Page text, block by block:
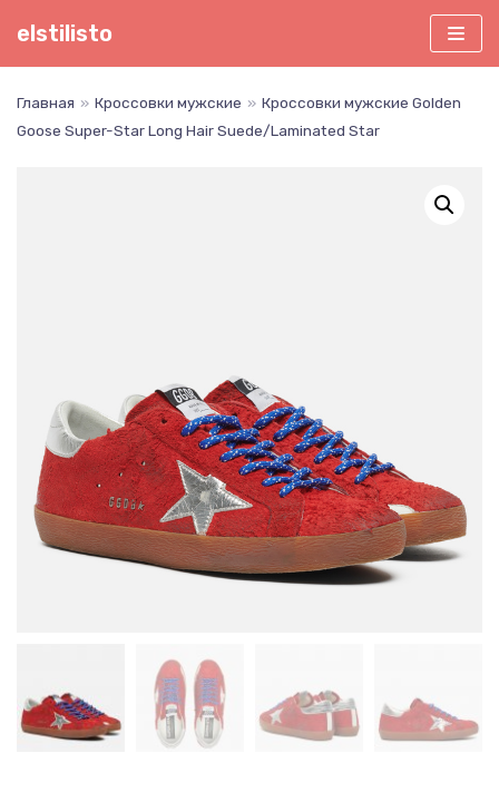
Перейти
elstilisto
Главная » Кроссовки мужские » Кроссовки мужские Golden
Goose Super-Star Long Hair Suede/Laminated Star